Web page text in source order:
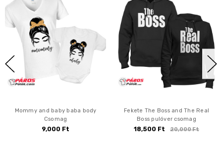
Mommy and baby baba body
Csomag
9,000 Ft
Fekete The Boss and The Real
Boss pulóver csomag
18,500 Ft 20,000 Ft